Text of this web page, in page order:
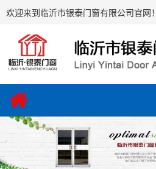
欢迎来到临沂市银泰门窗有限公司官网！